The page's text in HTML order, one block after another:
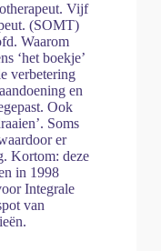
Vijf
(SOMT)
Waarom
‘het boekje’
verbetering
en
Ook
Soms
er
Kortom: deze
in 1998
Integrale
van